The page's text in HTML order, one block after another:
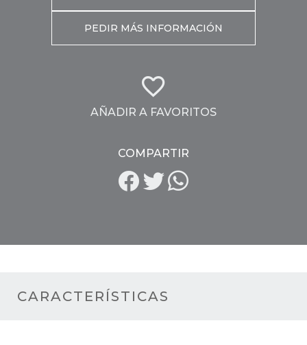
CARACTERÍSTICAS
PEDIR MÁS INFORMACIÓN
AÑADIR A FAVORITOS
COMPARTIR